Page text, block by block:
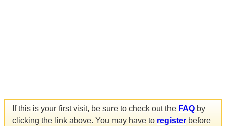
If this is your first visit, be sure to check out the FAQ by
clicking the link above. You may have to register before